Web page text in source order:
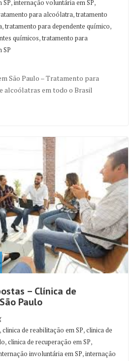
SP,internação voluntária em SP,
para alcoólatra,tratamento
,tratamento para dependente químico,
químicos,tratamento para
SP
São Paulo – Tratamento para
alcoólatras em todo o Brasil
– Clínica de
Paulo
,clinica de reabilitação em SP,clinica de
,clinica de recuperação em SP,
involuntária em SP,internação